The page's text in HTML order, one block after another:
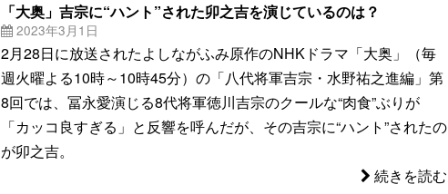
「大奥」吉宗に“ハント”された卯之吉を演じているのは？
2023年3月1日
2月28日に放送されたよしながふみ原作のNHKドラマ「大奥」（毎
週火曜よる10時～10時45分）の「八代将軍吉宗・水野祐之進編」第
8回では、冨永愛演じる8代将軍徳川吉宗のクールな“肉食”ぶりが
「カッコ良すぎる」と反響を呼んだが、その吉宗に“ハント”されたの
が卯之吉。
続きを読む